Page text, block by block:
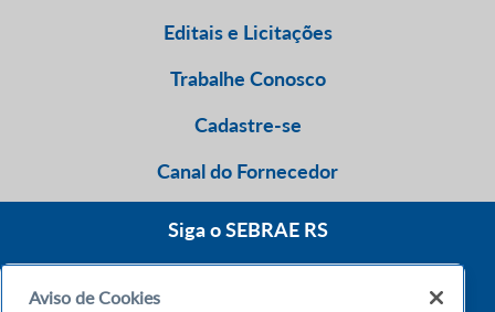
Editais e Licitações
Trabalhe Conosco
Cadastre-se
Canal do Fornecedor
Siga o SEBRAE RS
Aviso de Cookies